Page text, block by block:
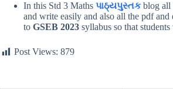
In this Std 3 Maths પાઠ્યપુસ્તકblog all
and write easily and also all the pdf
to GSEB 2023 syllabus so that
Post Views: 879